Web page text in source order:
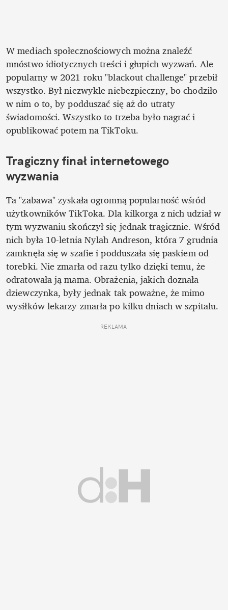
W mediach społecznościowych można znaleźć
mnóstwo idiotycznych treści i głupich wyzwań. Ale
popularny w 2021 roku "blackout challenge" przebił
wszystko. Był niezwykle niebezpieczny, bo chodziło
w nim o to, by podduszać się aż do utraty
świadomości. Wszystko to trzeba było nagrać i
opublikować potem na TikToku.
Tragiczny finał internetowego
wyzwania
Ta "zabawa" zyskała ogromną popularność wśród
użytkowników TikToka. Dla kilkorga z nich udział w
tym wyzwaniu skończył się jednak tragicznie. Wśród
nich była 10-letnia Nylah Andreson, która 7 grudnia
zamknęła się w szafie i podduszała się paskiem od
torebki. Nie zmarła od razu tylko dzięki temu, że
odratowała ją mama. Obrażenia, jakich doznała
dziewczynka, były jednak tak poważne, że mimo
wysiłków lekarzy zmarła po kilku dniach w szpitalu.
REKLAMA